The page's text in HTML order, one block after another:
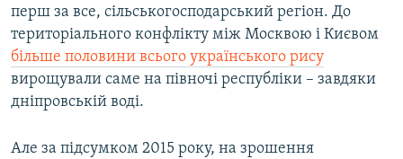
перш за все, сільськогосподарський регіон. До
територіального конфлікту між Москвою і Києвом
більше половини всього українського рису
вирощували саме на півночі республіки – завдяки
дніпровській воді.
Але за підсумком 2015 року, на зрошення